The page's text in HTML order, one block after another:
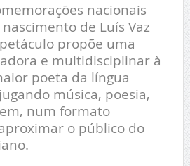
nacionais
de Luís Vaz
propõe uma
e multidisciplinar à
poeta da língua
música, poesia,
num formato
o público do